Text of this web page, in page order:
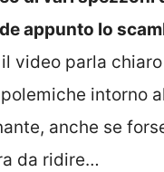
appunto lo
il video parla
intorno
anche se
da ridire…